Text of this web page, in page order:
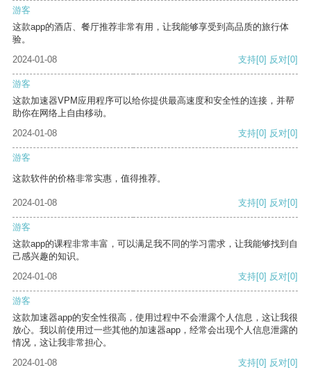
游客
这款app的酒店、餐厅推荐非常有用，让我能够享受到高品质的旅行体
验。
2024-01-08
支持[0] 反对[0]
游客
这款加速器VPM应用程序可以给你提供最高速度和安全性的连接，并帮
助你在网络上自由移动。
2024-01-08
支持[0] 反对[0]
游客
这款软件的价格非常实惠，值得推荐。
2024-01-08 支持[0] 反对[0]
游客
这款app的课程非常丰富，可以满足我不同的学习需求，让我能够找到自
己感兴趣的知识。
2024-01-08
支持[0] 反对[0]
游客
这款加速器app的安全性很高，使用过程中不会泄露个人信息，这让我很
放心。我以前使用过一些其他的加速器app，经常会出现个人信息泄露的
情况，这让我非常担心。
2024-01-08
支持[0] 反对[0]